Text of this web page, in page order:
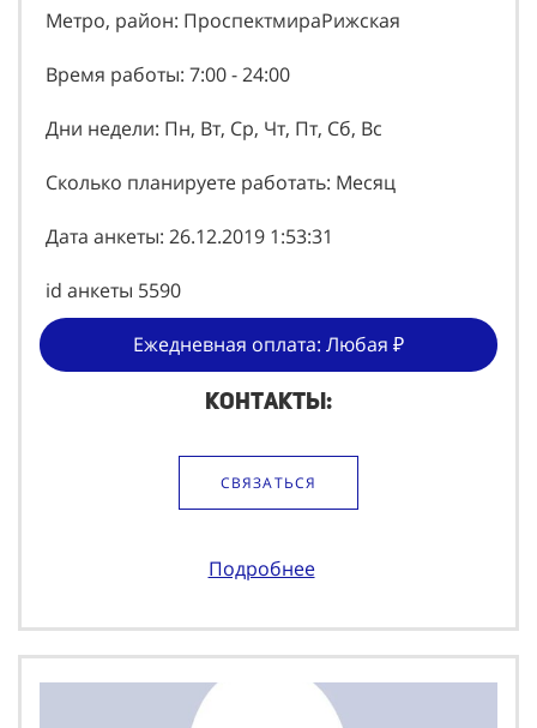
Метро, район: ПроспектмираРижская
Время работы: 7:00 - 24:00
Дни недели: Пн, Вт, Ср, Чт, Пт, Сб, Вс
Сколько планируете работать: Месяц
Дата анкеты: 26.12.2019 1:53:31
id анкеты 5590
Ежедневная оплата: Любая ₽
Контакты:
СВЯЗАТЬСЯ
Подробнее